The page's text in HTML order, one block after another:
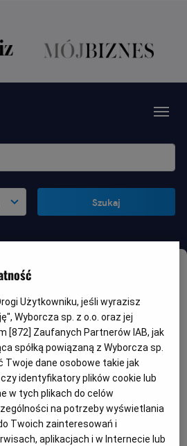
Szukaj
6.08.2026
- współpraca
biznesowej Poznań
Użytkowniku, jeśli wyrazisz
Wyborcza sp. z o.o. oraz jej
[872] Zaufanych Partnerów IAB, jak
spółką powiązaną z Wyborcza sp.
Twoje dane osobowe takie jak
identyfikatory plików cookie lub
w tych plikach do celów
na potrzeby wyświetlania
Twoich zainteresowań i
aplikacjach i w Internecie lub